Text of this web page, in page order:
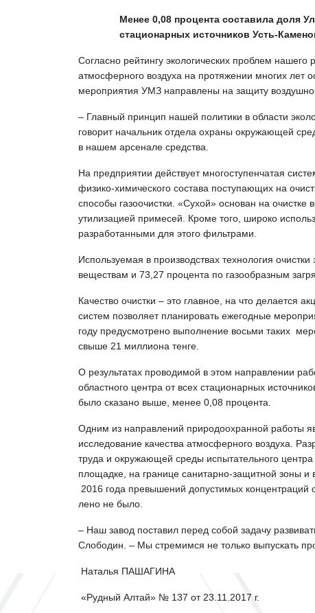
Менее 0,08 процента составила доля
стационарных источников Усть-
Согласно рейтингу экологических проблем
атмосферного воздуха на протяжении многих лет
мероприятия УМЗ направлены на защиту
– Главный принцип нашей политики в области
говорит начальник отдела охраны окружающей
в нашем арсенале средства.
На предприятии действует многоступенчатая
фи­зико-химического состава поступающих на
способы газоочистки. «Сухой» основан на
утилизацией примесей. Кроме того, широко
разработанными для этого фильтрами.
Используемая в производствах технология
веществам и 73,27 процента по газообразным
Качество очистки – это главное, на что делается
систем позволяет планировать ежегодные
году предусмотрено выполнение восьми таких
свыше 21 миллиона тенге.
О результатах проводимой в этом направлении
областного центра от всех стационарных
было сказано выше, менее 0,08 процента.
Одним из направлений природоохранной работы
исследование качества атмосферного воздуха.
труда и окружающей среды испытательного
площадке, на границе санитарно-защитной зоны
2016 года пре­вышений допустимых
лено не было.
– Наш завод поставил перед собой задачу
Слободин. – Мы стремимся не только выпускать
Наталья ПАШАГИНА
«Рудный Алтай» № 137 от 23.11.2017 г.